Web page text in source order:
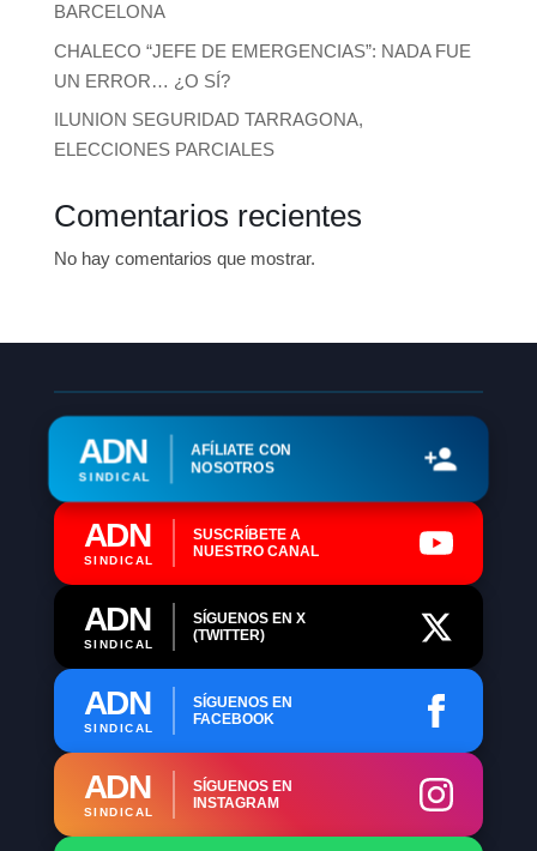
BARCELONA
CHALECO “JEFE DE EMERGENCIAS”: NADA FUE
UN ERROR… ¿O SÍ?
ILUNION SEGURIDAD TARRAGONA,
ELECCIONES PARCIALES
Comentarios recientes
No hay comentarios que mostrar.
ADN
SINDICAL
AFÍLIATE CON
NOSOTROS
ADN
SINDICAL
SUSCRÍBETE A
NUESTRO CANAL
ADN
SINDICAL
SÍGUENOS EN X
(TWITTER)
ADN
SINDICAL
SÍGUENOS EN
FACEBOOK
ADN
SINDICAL
SÍGUENOS EN
INSTAGRAM